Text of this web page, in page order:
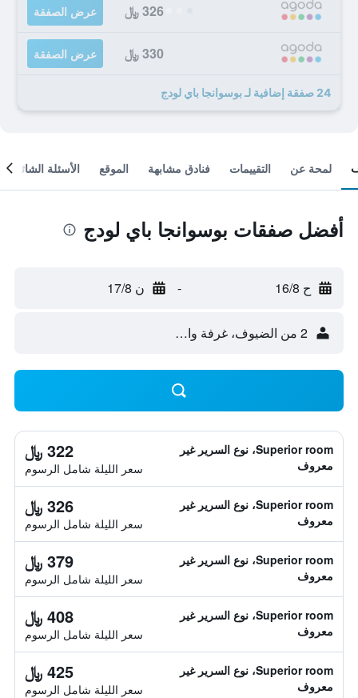
326 ﷼ عرض الصفقة
330 ﷼ عرض الصفقة
24 صفقة إضافية لـ بوسوانجا باي لودج
لمحة عن التقييمات فنادق مشابهة الموقع الأسئلة الشائعة
أفضل صفقات بوسوانجا باي لودج
ح 16/8 - ن 17/8
2 من الضيوف، غرفة واحدة
Superior room، نوع السرير غير
معروف
322 ﷼
سعر الليلة شامل الرسوم
Superior room، نوع السرير غير
معروف
326 ﷼
سعر الليلة شامل الرسوم
Superior room، نوع السرير غير
معروف
379 ﷼
سعر الليلة شامل الرسوم
Superior room، نوع السرير غير
معروف
408 ﷼
سعر الليلة شامل الرسوم
Superior room، نوع السرير غير
معروف
425 ﷼
سعر الليلة شامل الرسوم